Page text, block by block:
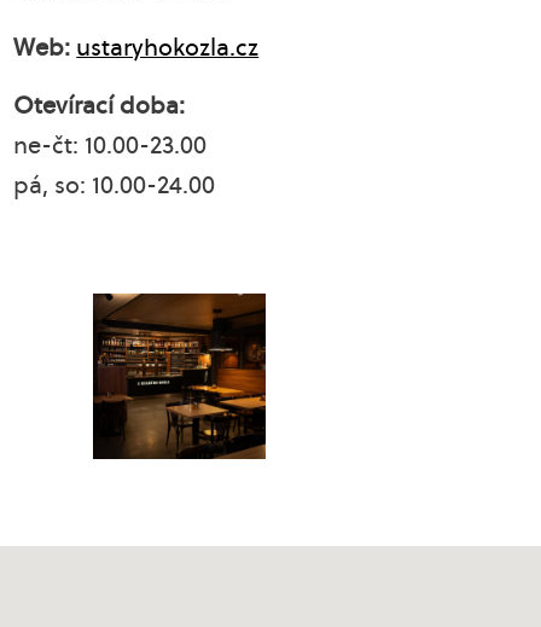
Web: ustaryhokozla.cz
Otevírací doba:
ne-čt: 10.00-23.00
pá, so: 10.00-24.00